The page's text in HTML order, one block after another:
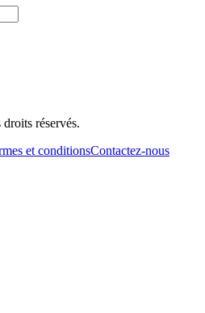
droits réservés.
et conditionsContactez-nous